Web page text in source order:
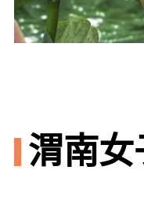
渭南